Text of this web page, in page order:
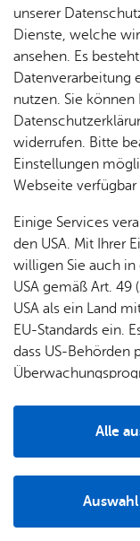
haus &
Bür­
ger­
ser­vice
Rat­
häu­ser
& Orts­
ver­
wal­
Ämter
A–Z
Diens
t­leis­
tun­gen
A–Z
For­
rich­
ten,
Vi­de­os
& Bil­
der
Me­di­
en­in­
for­ma­
tio­nen
fent­li­
che
Be­
kannt­
ma­
chun­
& TV
Pres­se
reich
Nach­weis
Fried­rich
dem Bo­den­see
zig 1905, S. 70.
Autor
Karl-Her­mann
Zur
unserer
Dienste, welche
ansehen. Es
Datenverarbeitung
nutzen. Sie können
widerrufen. Bitte
Einstellungen
Webseite verfügbar
Einige Services
den USA. Mit Ihrer
willigen Sie auch in
USA gemäß Art. 49
USA als ein Land
EU-Standards ein.
dass US-Behörden
Alle